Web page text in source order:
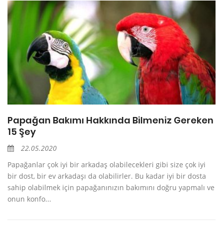
Papağan Bakımı Hakkında Bilmeniz Gereken
15 Şey
22.05.2020
Papağanlar çok iyi bir arkadaş olabilecekleri gibi size çok iyi
bir dost, bir ev arkadaşı da olabilirler. Bu kadar iyi bir dosta
sahip olabilmek için papağanınızın bakımını doğru yapmalı ve
onun konfo...